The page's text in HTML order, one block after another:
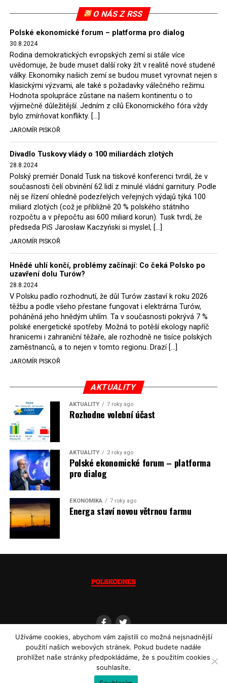
ovládaným energetickým společnostem se tak uvolní
ruce a budou schopny financovat z nových úvěrů
zelenou energetiku a uhlí pro provoz dožívajících
elektráren budou nakupovat za určené ceny ze státních
dolů. Taková je energetická politika nové polské vlády.
Ostatně expert Onichimowski podotkl, že na evropském
trhu s elektřinou je jí dost a je levná.
Jaromír Piskoř
O NÁS Z RSS
Polské ekonomické forum – platforma pro dialog
30.8.2024
Rodina demokratických evropských zemí si stále více
uvědomuje, že bude muset další roky žít v realitě nové studené
války. Ekonomiky našich zemí se budou muset vyrovnat nejen s
klasickými výzvami, ale také s požadavky válečného režimu.
Hodnota spolupráce zůstane na našem kontinentu o to
výjimečně důležitější. Jedním z cílů Ekonomického fóra vždy
bylo zmírňovat konflikty. […]
JAROMÍR PISKOŘ
Divadlo Tuskovy vlády o 100 miliardách zlotých
28.8.2024
Polský premiér Donald Tusk na tiskové konferenci tvrdil, že v
současnosti čelí obvinění 62 lidí z minulé vládní garnitury. Podle
něj se řízení ohledně podezřelých veřejných výdajů týká 100
miliard zlotých (což je přibližně 20 % polského státního
rozpočtu a v přepočtu asi 600 miliard korun). Tusk tvrdí, že
předseda PiS Jarosław Kaczyński si myslel, […]
JAROMÍR PISKOŘ
Hnědé uhlí končí, problémy začínají: Co čeká Polsko po
uzavření dolu Turów?
28.8.2024
V Polsku padlo rozhodnutí, že důl Turów zastaví k roku 2026
těžbu a podle všeho přestane fungovat i elektrárna Turów,
poháněná jeho hnědým uhlím. Ta v současnosti pokrývá 7 %
polské energetické spotřeby. Možná to potěší ekology napříč
hranicemi i zahraniční těžaře, ale rozhodně ne tisíce polských
zaměstnanců, a to nejen v tomto regionu. Drazí […]
JAROMÍR PISKOŘ
AKTUALITY
AKTUALITY 7 roky ago
Rozhodne volební účast
AKTUALITY 2 roky ago
Polské ekonomické forum – platforma
pro dialog
EKONOMIKA 7 roky ago
Energa staví novou větrnou farmu
Polskodnes.cz| ISSN 1805-8582 | Powered by
Užíváme cookies, abychom vám zajistili co možná nejsnadnější
použití našich webových stránek. Pokud budete nadále
prohlížet naše stránky předpokládáme, že s použitím cookies
souhlasíte.